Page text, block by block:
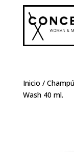
Inicio / Champú
Wash 40 ml.